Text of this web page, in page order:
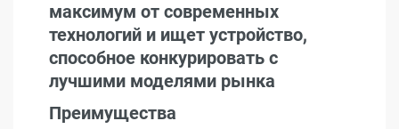
максимум от современных
технологий и ищет устройство,
способное конкурировать с
лучшими моделями рынка
Преимущества